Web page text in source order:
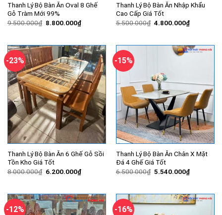
Thanh Lý Bộ Bàn Ăn Oval 8 Ghế
Gỗ Tràm Mới 99%
9.500.000₫ Giá
8.800.000₫Giá
hiện
8.800.000₫.
Thanh Lý Bộ Bàn Ăn Nhập Khẩu
Cao Cấp Giá Tốt
5.500.000₫ Giá
4.800.000₫Giá
hiện
-23%
Thanh Lý Bộ Bàn Ăn 6 Ghế Gỗ Sồi
Tồn Kho Giá Tốt
8.000.000₫ Giá
6.200.000₫Giá
hiện
6.200.000₫.
-15%
Thanh Lý Bộ Bàn Ăn Chân X Mặt
Đá 4 Ghế Giá Tốt
6.500.000₫ Giá
5.540.000₫Giá
hiện
-12% -16%